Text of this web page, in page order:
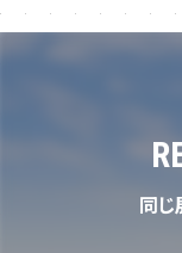
同じ